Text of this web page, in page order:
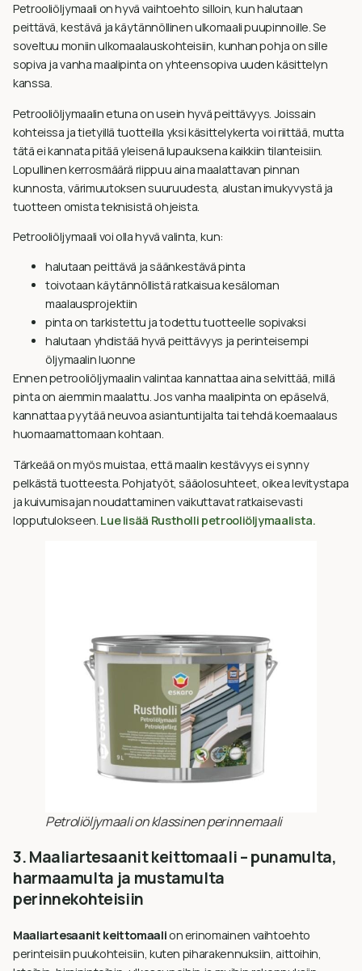
Petrooliöljymaali on hyvä vaihtoehto silloin, kun halutaan
peittävä, kestävä ja käytännöllinen ulkomaali puupinnoille. Se
soveltuu moniin ulkomaalauskohteisiin, kunhan pohja on sille
sopiva ja vanha maalipinta on yhteensopiva uuden käsittelyn
kanssa.
Petrooliöljymaalin etuna on usein hyvä peittävyys. Joissain
kohteissa ja tietyillä tuotteilla yksi käsittelykerta voi riittää, mutta
tätä ei kannata pitää yleisenä lupauksena kaikkiin tilanteisiin.
Lopullinen kerrosmäärä riippuu aina maalattavan pinnan
kunnosta, värimuutoksen suuruudesta, alustan imukyvystä ja
tuotteen omista teknisistä ohjeista.
Petrooliöljymaali voi olla hyvä valinta, kun:
halutaan peittävä ja säänkestävä pinta
toivotaan käytännöllistä ratkaisua kesäloman
maalausprojektiin
pinta on tarkistettu ja todettu tuotteelle sopivaksi
halutaan yhdistää hyvä peittävyys ja perinteisempi
öljymaalin luonne
Ennen petrooliöljymaalin valintaa kannattaa aina selvittää, millä
pinta on aiemmin maalattu. Jos vanha maalipinta on epäselvä,
kannattaa pyytää neuvoa asiantuntijalta tai tehdä koemaalaus
huomaamattomaan kohtaan.
Tärkeää on myös muistaa, että maalin kestävyys ei synny
pelkästä tuotteesta. Pohjatyöt, sääolosuhteet, oikea levitystapa
ja kuivumisajan noudattaminen vaikuttavat ratkaisevasti
lopputulokseen. Lue lisää Rustholli petrooliöljymaalista.
Petroliöljymaali on klassinen perinnemaali
3. Maaliartesaanit keittomaali – punamulta,
harmaamulta ja mustamulta
perinnekohteisiin
Maaliartesaanit keittomaalion erinomainen vaihtoehto
perinteisiin puukohteisiin, kuten piharakennuksiin, aittoihin,